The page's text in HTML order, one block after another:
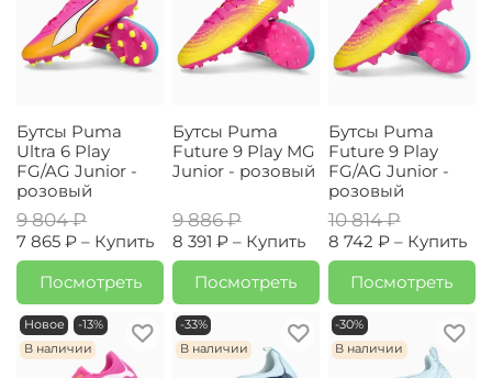
Бутсы Puma
Ultra 6 Play
FG/AG Junior -
розовый
9 804 ₽
7 865 ₽ – Купить
Посмотреть
Бутсы Puma
Future 9 Play MG
Junior - розовый
9 886 ₽
8 391 ₽ – Купить
Посмотреть
Бутсы Puma
Future 9 Play
FG/AG Junior -
розовый
10 814 ₽
8 742 ₽ – Купить
Посмотреть
Новое
-13%
В наличии
-33%
В наличии
-30%
В наличии